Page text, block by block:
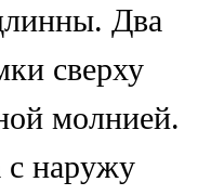
Два
сверху
молнией.
с наружу